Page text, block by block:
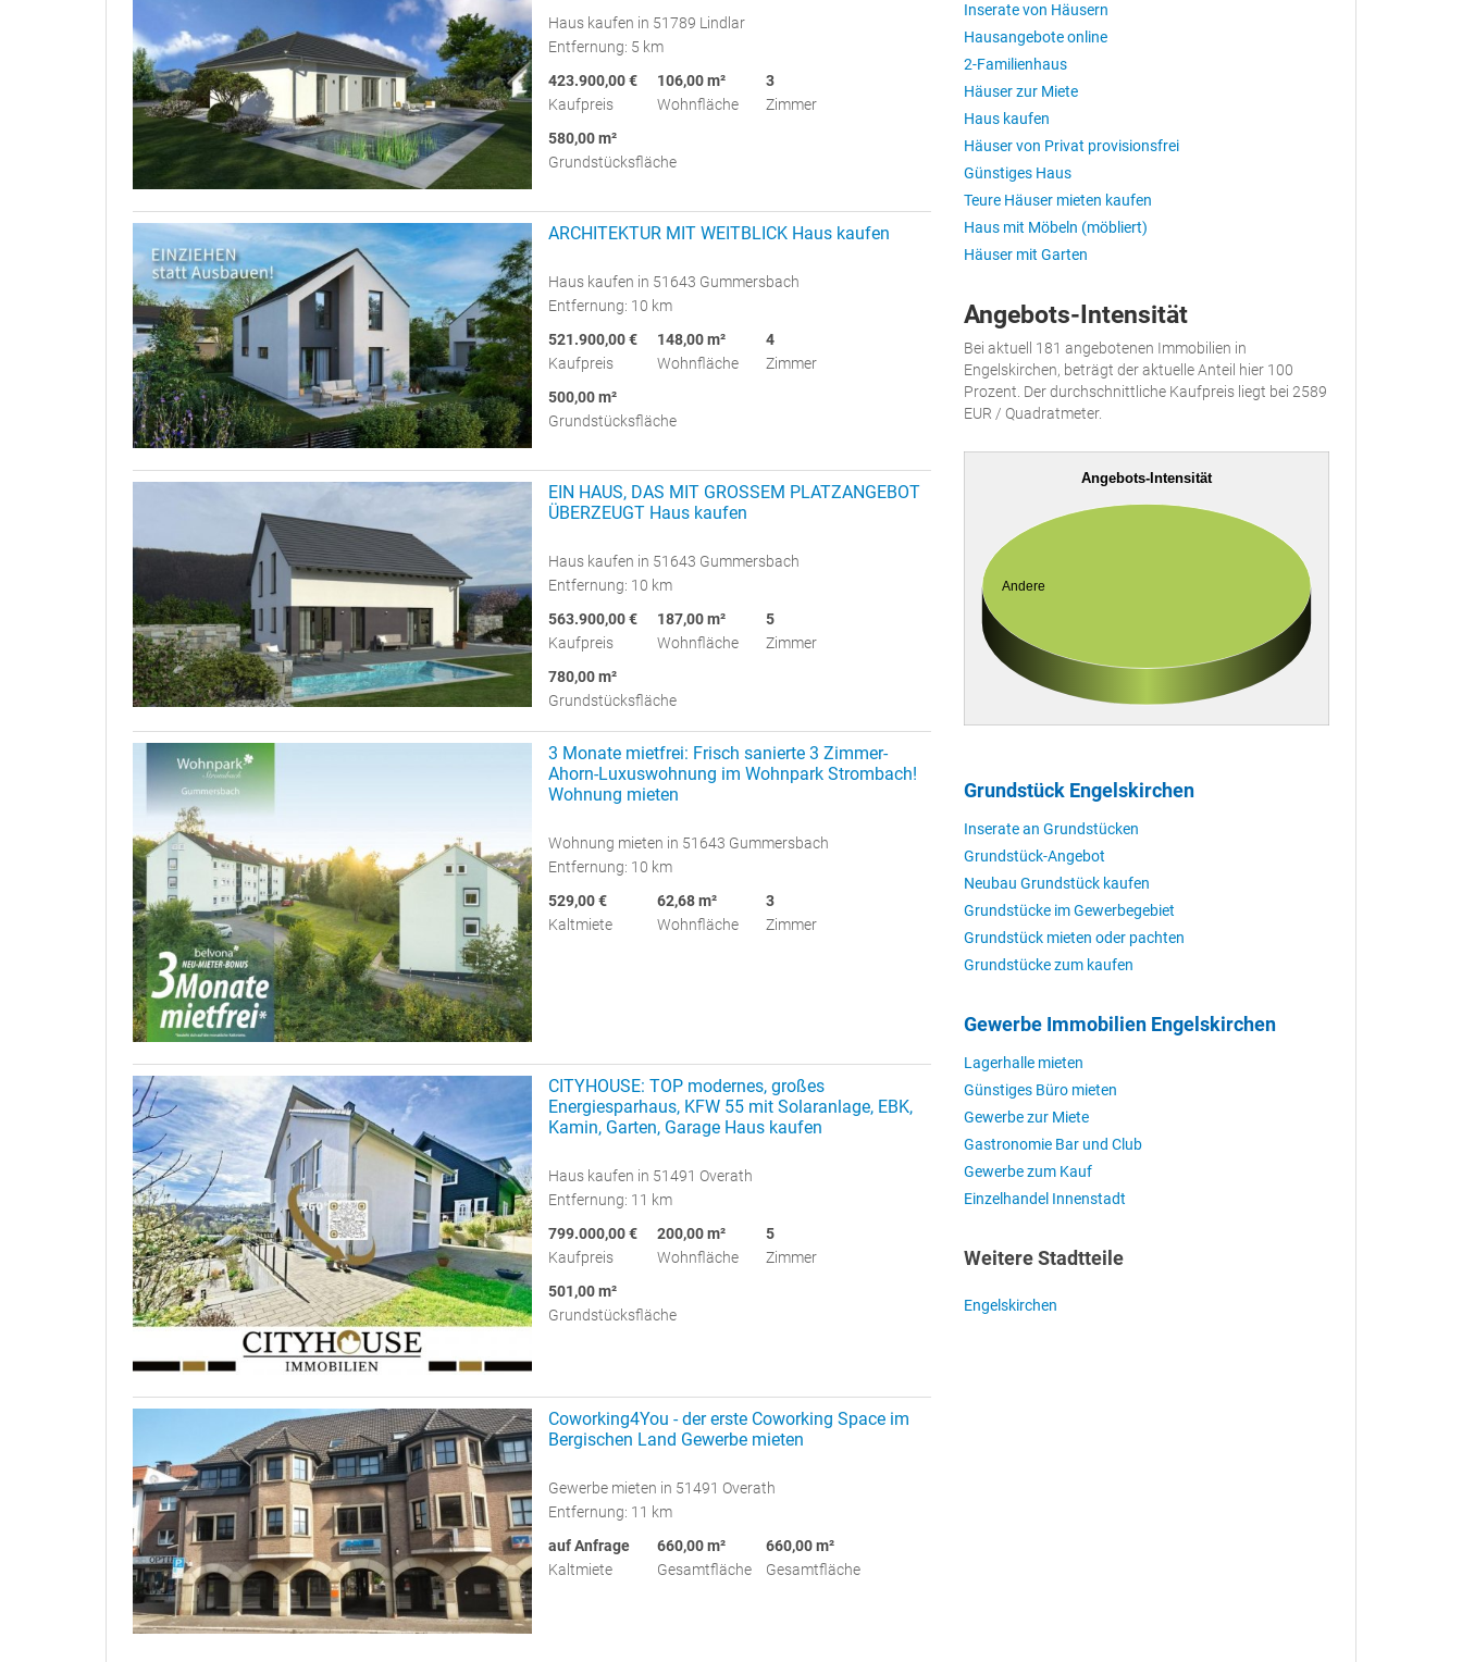
Haus kaufen in 51789 Lindlar
Entfernung: 5 km
423.900,00 €
Kaufpreis
106,00 m²
Wohnfläche
3
Zimmer
580,00 m²
Grundstücksfläche
ARCHITEKTUR MIT WEITBLICK Haus kaufen
Haus kaufen in 51643 Gummersbach
Entfernung: 10 km
521.900,00 €
Kaufpreis
148,00 m²
Wohnfläche
4
Zimmer
500,00 m²
Grundstücksfläche
EIN HAUS, DAS MIT GROSSEM PLATZANGEBOT
ÜBERZEUGT Haus kaufen
Haus kaufen in 51643 Gummersbach
Entfernung: 10 km
563.900,00 €
Kaufpreis
187,00 m²
Wohnfläche
5
Zimmer
780,00 m²
Grundstücksfläche
3 Monate mietfrei: Frisch sanierte 3 Zimmer-
Ahorn-Luxuswohnung im Wohnpark Strombach!
Wohnung mieten
Wohnung mieten in 51643 Gummersbach
Entfernung: 10 km
529,00 €
Kaltmiete
62,68 m²
Wohnfläche
3
Zimmer
CITYHOUSE: TOP modernes, großes
Energiesparhaus, KFW 55 mit Solaranlage, EBK,
Kamin, Garten, Garage Haus kaufen
Haus kaufen in 51491 Overath
Entfernung: 11 km
799.000,00 €
Kaufpreis
200,00 m²
Wohnfläche
5
Zimmer
501,00 m²
Grundstücksfläche
Coworking4You - der erste Coworking Space im
Bergischen Land Gewerbe mieten
Gewerbe mieten in 51491 Overath
Entfernung: 11 km
auf Anfrage
Kaltmiete
660,00 m²
Gesamtfläche
660,00 m²
Gesamtfläche
Inserate von Häusern
Hausangebote online
2-Familienhaus
Häuser zur Miete
Haus kaufen
Häuser von Privat provisionsfrei
Günstiges Haus
Teure Häuser mieten kaufen
Haus mit Möbeln (möbliert)
Häuser mit Garten
Angebots-Intensität
Bei aktuell 181 angebotenen Immobilien in
Engelskirchen, beträgt der aktuelle Anteil hier 100
Prozent. Der durchschnittliche Kaufpreis liegt bei 2589
EUR / Quadratmeter.
Angebots-Intensität
Andere
Grundstück Engelskirchen
Inserate an Grundstücken
Grundstück-Angebot
Neubau Grundstück kaufen
Grundstücke im Gewerbegebiet
Grundstück mieten oder pachten
Grundstücke zum kaufen
Gewerbe Immobilien Engelskirchen
Lagerhalle mieten
Günstiges Büro mieten
Gewerbe zur Miete
Gastronomie Bar und Club
Gewerbe zum Kauf
Einzelhandel Innenstadt
Weitere Stadtteile
Engelskirchen